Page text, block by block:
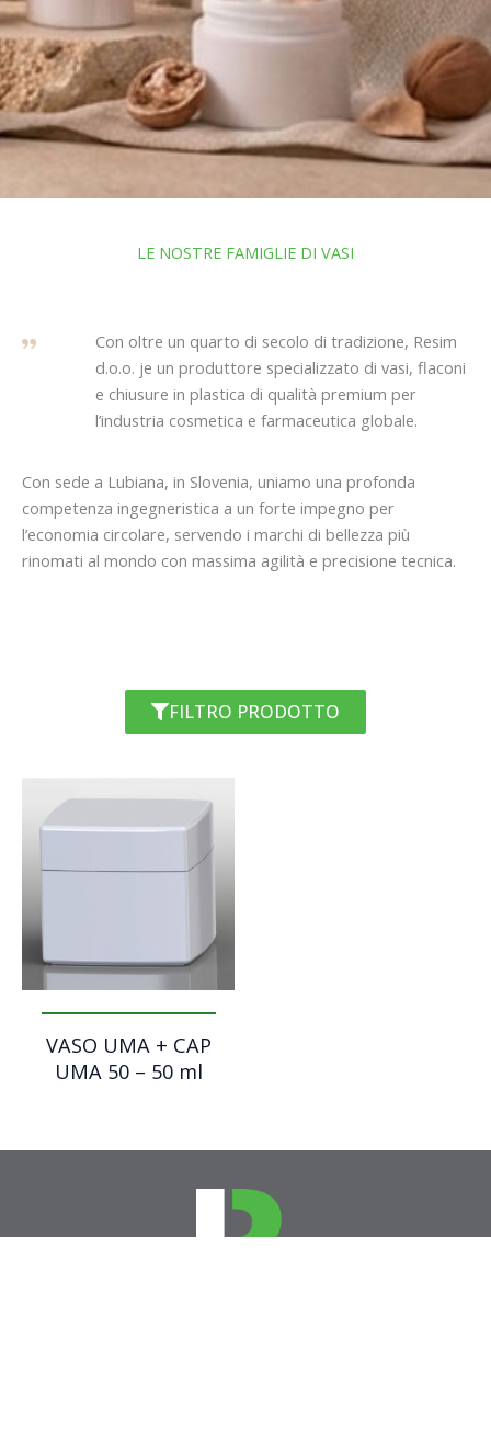
LE NOSTRE FAMIGLIE DI VASI
Con oltre un quarto di secolo di tradizione, Resim
d.o.o. je un produttore specializzato di vasi, flaconi
e chiusure in plastica di qualità premium per
l’industria cosmetica e farmaceutica globale.
Con sede a Lubiana, in Slovenia, uniamo una profonda
competenza ingegneristica a un forte impegno per
l’economia circolare, servendo i marchi di bellezza più
rinomati al mondo con massima agilità e precisione tecnica.
FILTRO PRODOTTO
VASO UMA + CAP
UMA 50 – 50 ml